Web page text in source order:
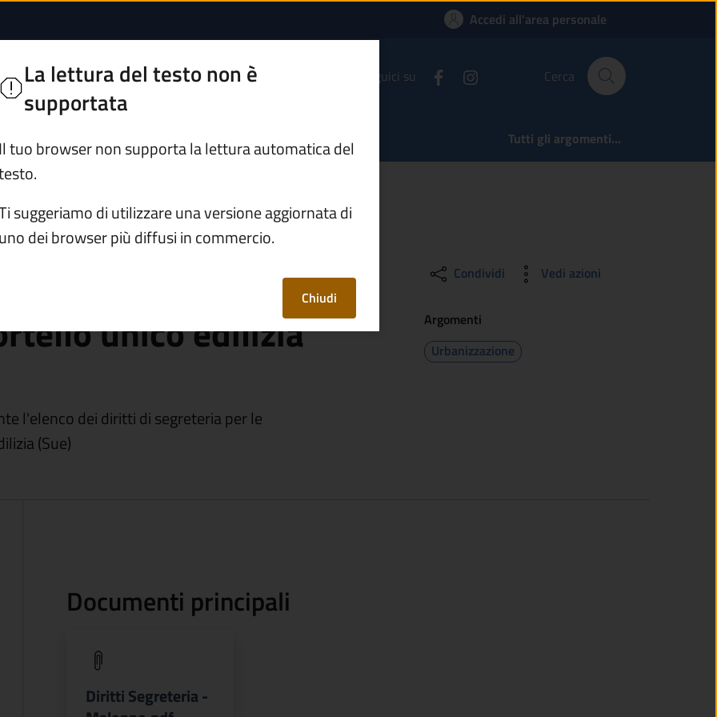
per le pratiche delloAccedi all'area personale
Seguici su Cerca
Servizi Vivere Malonno Tutti gli argomenti...
Documento (tecnico) di supporto
Sportello unico edilizia (Sue)
segreteria per le
unico edilizia
l'elenco dei diritti di segreteria per le
(Sue)
Condividi Vedi azioni
La lettura del testo non è
supportata
Il tuo browser non supporta la lettura automatica del
suggeriamo di utilizzare una versione aggiornata di
uno dei browser più diffusi in commercio.
Chiudi
Argomenti
Urbanizzazione
Documenti principali
Diritti Segreteria -
(apre in un'altra scheda).